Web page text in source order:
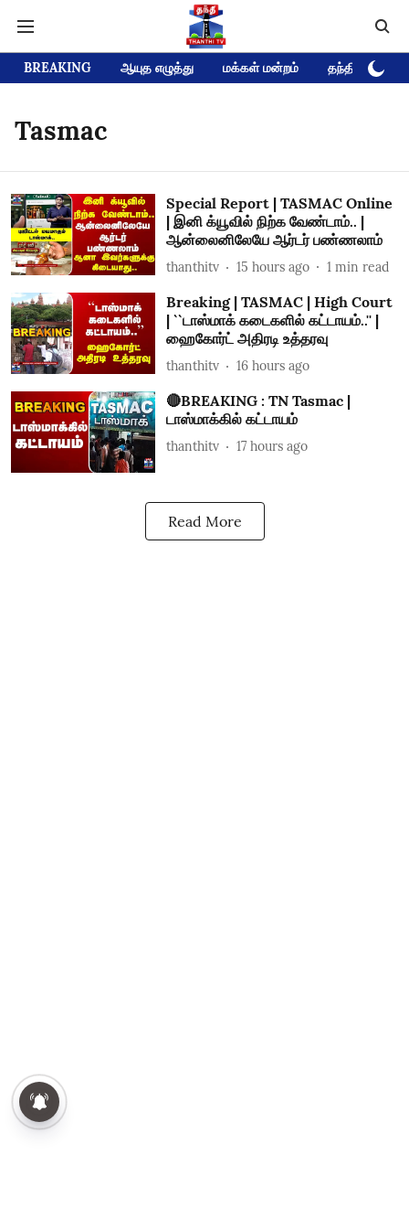
BREAKING ஆயுத எழுத்து மக்கள் மன்றம் தந்தி டிவி
Tasmac
Special Report | TASMAC Online
| இனி க்யூவில் நிற்க வேண்டாம்.. |
ஆன்லைனிலேயே ஆர்டர் பண்ணலாம்
thanthitv 15 hours ago 1 min read
Breaking | TASMAC | High Court
| ``டாஸ்மாக் கடைகளில் கட்டாயம்..'' |
ஹைகோர்ட் அதிரடி உத்தரவு
thanthitv 16 hours ago
🔴BREAKING : TN Tasmac |
டாஸ்மாக்கில் கட்டாயம்
thanthitv 17 hours ago
Read More